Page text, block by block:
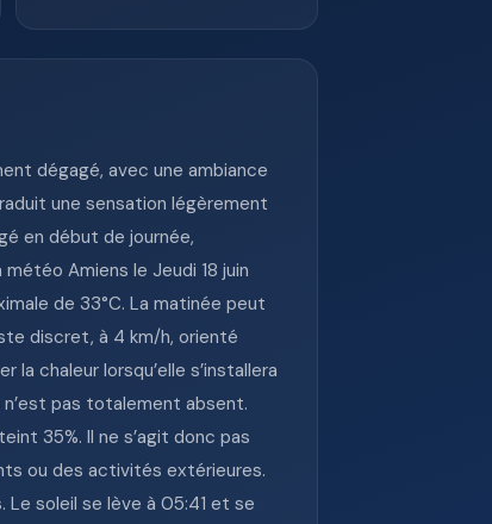
dégagé, avec une ambiance
une sensation légèrement
en début de journée,
Amiens le Jeudi 18 juin
de 33°C. La matinée peut
discret, à 4 km/h, orienté
chaleur lorsqu’elle s’installera
pas totalement absent.
35%. Il ne s’agit donc pas
ou des activités extérieures.
Le soleil se lève à 05:41 et se